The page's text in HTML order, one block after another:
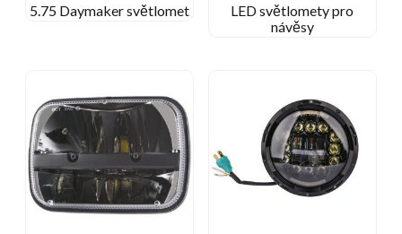
5.75 Daymaker světlomet
LED světlomety pro
návěsy